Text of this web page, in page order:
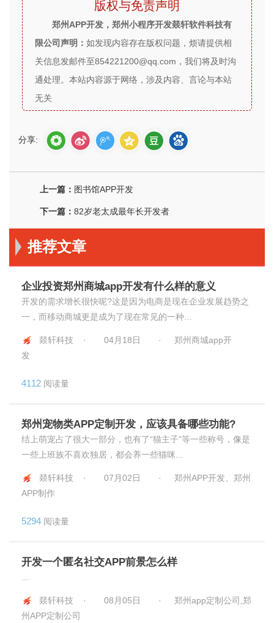
版权与免责声明
郑州APP开发，郑州小程序开发燚轩软件科技有
限公司声明： 如发现内容存在版权问题，烦请提供相
关信息发邮件至854221200@qq.com，我们将及时沟
通处理。本站内容源于网络，涉及内容、言论与本站
无关
分享:
上一篇： 图书馆APP开发
下一篇： 82岁老太成最年长开发者
推荐文章
企业投资郑州商城app开发有什么样的意义
开发的需求增长很快呢?这是因为电商是现在企业发展趋势之
一，而移动商城更是成为了现在常见的一种...
燚轩科技 · 04月18日 ·
郑州商城app开
发
4112 阅读量
郑州宠物类APP定制开发，应该具备哪些功能?
结上萌宠占了很大一部分，也有了“猫主子”等一些称号，像是
一些上班族不喜欢独居，都会养一些猫咪...
燚轩科技 · 07月02日 ·
郑州APP开发、郑州
APP制作
5294 阅读量
开发一个匿名社交APP前景怎么样
燚轩科技 · 08月05日 ·
郑州app定制公司,郑
州APP定制公司